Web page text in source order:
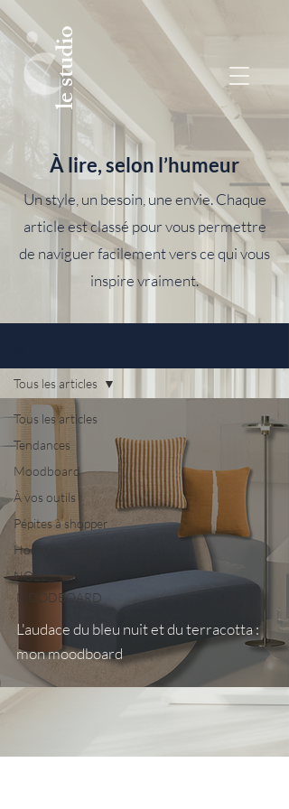
le studio
À lire, selon l’humeur
Un style, un besoin, une envie. Chaque
article est classé pour vous permettre
de naviguer facilement vers ce qui vous
inspire vraiment.
Tous les articles
Tendances
Moodboard
À vos outils
Pépites à shopper
Home staging
NOËL
Tous les articles
L'audace du bleu nuit et du terracotta :
mon moodboard
MOODBOARD